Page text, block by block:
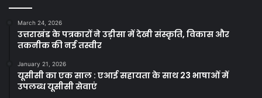
March 24, 2026
उत्तराखंड के पत्रकारों ने उड़ीसा में देखी संस्कृति, विकास और
तकनीक की नई तस्वीर
January 21, 2026
यूसीसी का एक साल : एआई सहायता के साथ 23 भाषाओं में
उपलब्ध यूसीसी सेवाएं